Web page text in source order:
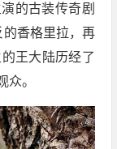
的古装传奇剧
的香格里拉，再
王大陆历经了
众。